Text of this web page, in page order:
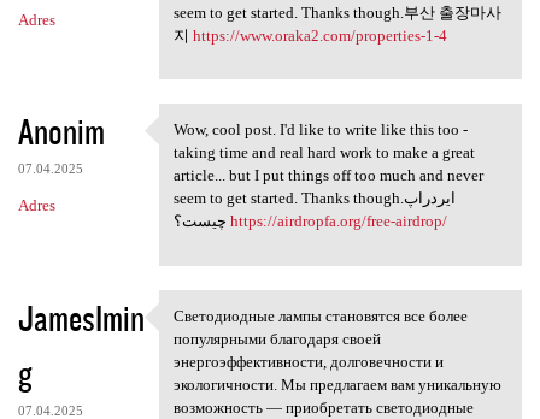
Adres
seem to get started. Thanks though.부산 출장마사
지 https://www.oraka2.com/properties-1-4
Anonim
07.04.2025
Adres
Wow, cool post. I'd like to
Wow, cool post. I'd like to write like this too -
taking time and real hard work to make a great
article... but I put things off too much and never
seem to get started. Thanks though.ایردراپ
https://airdropfa.org/free-airdrop/
JamesImin
g
07.04.2025
Светодиодные лампы становятся
Светодиодные лампы становятся все более
популярными благодаря своей
энергоэффективности, долговечности и
экологичности. Мы предлагаем вам уникальную
возможность — приобретать светодиодные